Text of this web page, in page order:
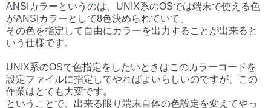
ANSIカラーというのは、UNIX系のOSでは端末で使える色
がANSIカラーとして8色決められていて、
その色を指定して自由にカラーを出力することが出来ると
いう仕様です。
UNIX系のOSで色指定をしたいときはこのカラーコードを
設定ファイルに指定してやればよいらしいのですが、この
作業はとても大変です。
ということで、出来る限り端末自体の色設定を変えてやっ